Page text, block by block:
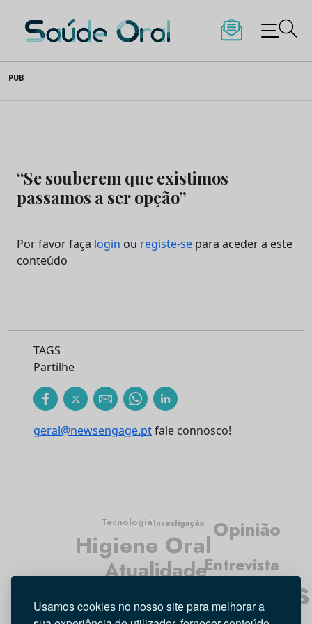
Usamos cookies no nosso site para melhorar a
to
content
Saúde Oral
PUB
“Se souberem que existimos
passamos a ser opção”
Por favor faça login ou registe-se para aceder a este
conteúdo
TAGS
Partilhe
geral@newsengage.ptfale connosco!
Atualidade
Médicos Dentistas
Higiene Oral
Entrevista
Opinião
TecnologiaInvestigação